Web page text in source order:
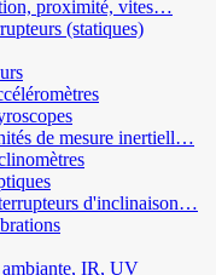
proximité, vites…
(statiques)
de mesure inertiell…
d'inclinaison…
IR, UV